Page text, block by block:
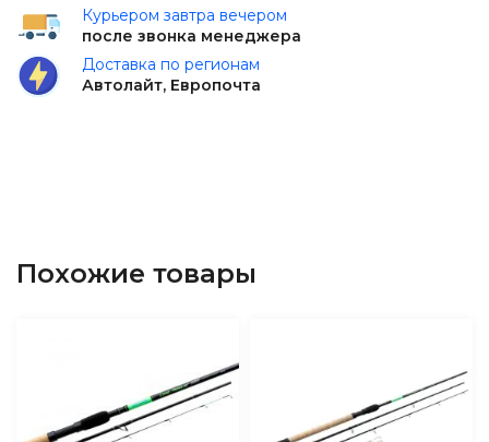
Курьером завтра вечером
после звонка менеджера
Доставка по регионам
Автолайт, Европочта
Похожие товары